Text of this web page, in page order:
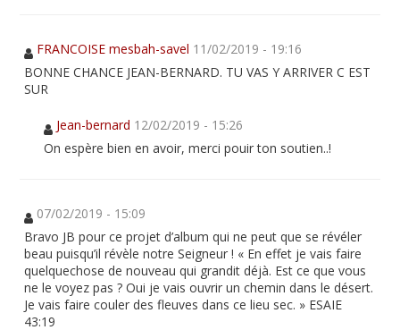
FRANCOISE mesbah-savel 11/02/2019 - 19:16
BONNE CHANCE JEAN-BERNARD. TU VAS Y ARRIVER C EST
SUR
Jean-bernard 12/02/2019 - 15:26
On espère bien en avoir, merci pouir ton soutien..!
07/02/2019 - 15:09
Bravo JB pour ce projet d’album qui ne peut que se révéler
beau puisqu’il révèle notre Seigneur ! « En effet je vais faire
quelquechose de nouveau qui grandit déjà. Est ce que vous
ne le voyez pas ? Oui je vais ouvrir un chemin dans le désert.
Je vais faire couler des fleuves dans ce lieu sec. » ESAIE
43:19